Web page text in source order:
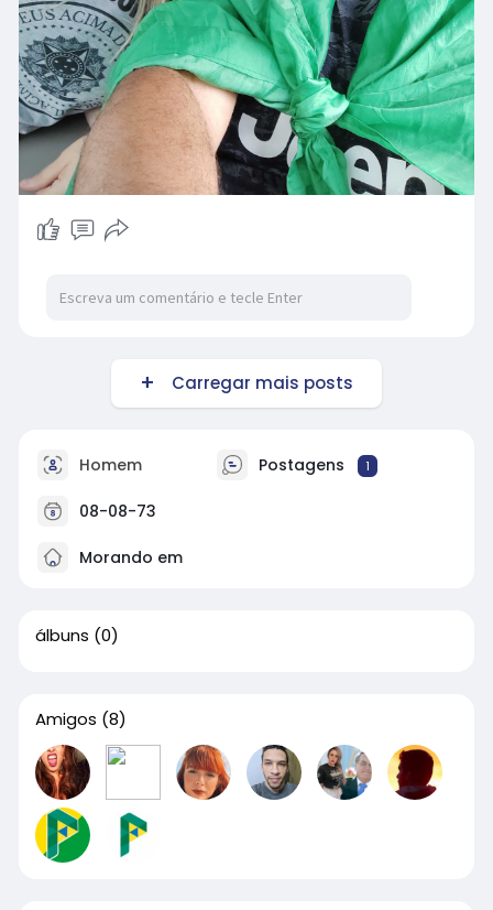
Carregar mais posts
Homem Postagens 1
08-08-73
Morando em
álbuns (0)
Amigos (8)